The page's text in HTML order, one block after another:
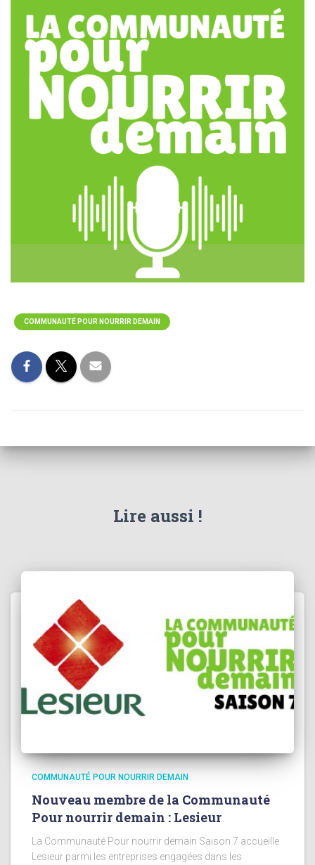
COMMUNAUTÉ POUR NOURRIR DEMAIN
Lire aussi !
COMMUNAUTÉ POUR NOURRIR DEMAIN
Nouveau membre de la Communauté
Pour nourrir demain : Lesieur
La Communauté Pour nourrir demain Saison 7 accueille
Lesieur parmi les entreprises engagées dans les